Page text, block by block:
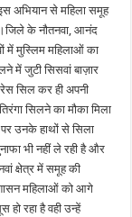
अभियान से महिला समूह
के नौतनवा, आनंद
में मुस्लिम महिलाओं का
में जुटी सिसवां बाज़ार
सिल कर ही अपनी
सिलने का मौका मिला
उनके हाथों से सिला
भी नहीं ले रही है और
क्षेत्र में समूह की
महिलाओं को आगे
हो रहा है वही उन्हें